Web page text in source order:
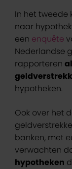
In het tweede
naar
een enquête
Nederlandse
rapporteren
hypotheken.
Ook over het
banken, met
verwachten
hypotheken